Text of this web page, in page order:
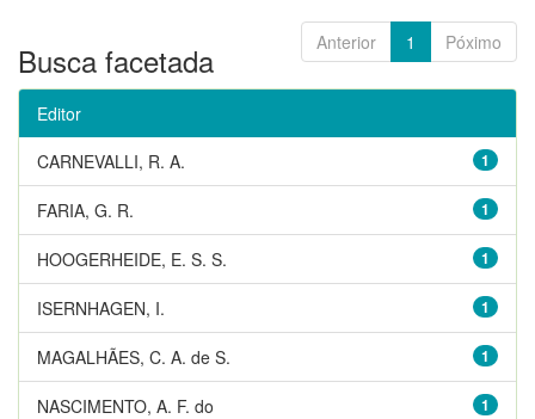
Anterior 1 Póximo
Busca facetada
Editor
1
CARNEVALLI, R. A.
1
FARIA, G. R.
1
HOOGERHEIDE, E. S. S.
1
ISERNHAGEN, I.
1
MAGALHÃES, C. A. de S.
1
NASCIMENTO, A. F. do